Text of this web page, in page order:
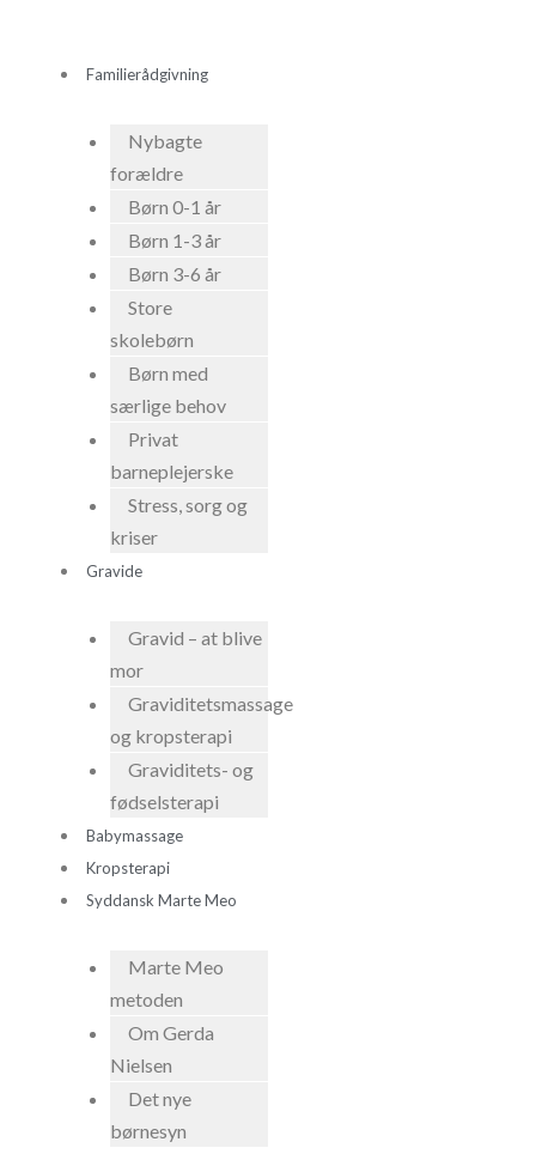
indholdet
Familierådgivning
Nybagte
forældre
Børn 0-1 år
Børn 1-3 år
Børn 3-6 år
Store
skolebørn
Børn med
særlige behov
Privat
barneplejerske
Stress, sorg og
kriser
Gravide
Gravid – at blive
mor
Graviditetsmassage
og kropsterapi
Graviditets- og
fødselsterapi
Babymassage
Kropsterapi
Syddansk Marte Meo
Marte Meo
metoden
Om Gerda
Nielsen
Det nye
børnesyn